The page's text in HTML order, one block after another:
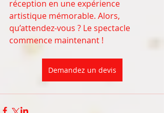
réception en une expérience
artistique mémorable. Alors,
qu’attendez-vous ? Le spectacle
commence maintenant !
Demandez un devis